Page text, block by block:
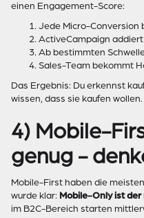
einen Engagement-Score:
Jede Micro-Conversion
ActiveCampaign
Ab bestimmten
Sales-Team bekommt
Das Ergebnis: Du erkennst
wissen, dass sie kaufen wollen.
4) Mobile-
genug -
Mobile-First haben die
wurde klar: Mobile-Only ist
im B2C-Bereich starten